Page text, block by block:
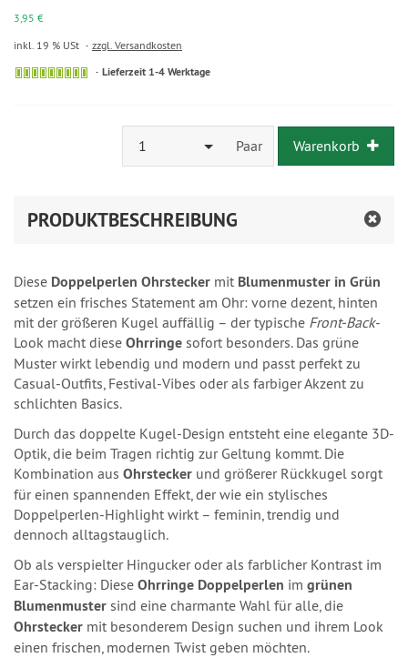
3,95 €
inkl. 19 % USt
zzgl. Versandkosten
Lieferzeit 1-4 Werktage
1 Paar Warenkorb
PRODUKTBESCHREIBUNG
Diese Doppelperlen Ohrstecker mit Blumenmuster in Grün
setzen ein frisches Statement am Ohr: vorne dezent, hinten
mit der größeren Kugel auffällig – der typische Front-Back-
Look macht diese Ohrringe sofort besonders. Das grüne
Muster wirkt lebendig und modern und passt perfekt zu
Casual-Outfits, Festival-Vibes oder als farbiger Akzent zu
schlichten Basics.
Durch das doppelte Kugel-Design entsteht eine elegante 3D-
Optik, die beim Tragen richtig zur Geltung kommt. Die
Kombination aus Ohrstecker und größerer Rückkugel sorgt
für einen spannenden Effekt, der wie ein stylisches
Doppelperlen-Highlight wirkt – feminin, trendig und
dennoch alltagstauglich.
Ob als verspielter Hingucker oder als farblicher Kontrast im
Ear-Stacking: Diese Ohrringe Doppelperlen im grünen
Blumenmuster sind eine charmante Wahl für alle, die
Ohrstecker mit besonderem Design suchen und ihrem Look
einen frischen, modernen Twist geben möchten.